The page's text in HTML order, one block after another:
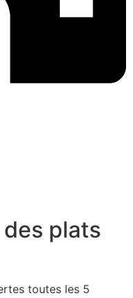
plats
toutes les 5